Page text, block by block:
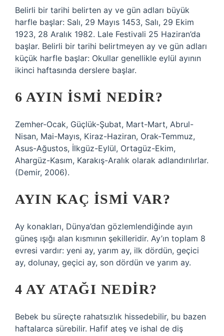
Belirli bir tarihi belirten ay ve gün adları büyük
harfle başlar: Salı, 29 Mayıs 1453, Salı, 29 Ekim
1923, 28 Aralık 1982. Lale Festivali 25 Haziran’da
başlar. Belirli bir tarihi belirtmeyen ay ve gün adları
küçük harfle başlar: Okullar genellikle eylül ayının
ikinci haftasında derslere başlar.
6 AYIN İSMI NEDIR?
Zemher-Ocak, Güçlük-Şubat, Mart-Mart, Abrul-
Nisan, Mai-Mayıs, Kiraz-Haziran, Orak-Temmuz,
Asus-Ağustos, İlkgüz-Eylül, Ortagüz-Ekim,
Ahargüz-Kasım, Karakış-Aralık olarak adlandırılırlar.
(Demir, 2006).
AYIN KAÇ ISMI VAR?
Ay konakları, Dünya’dan gözlemlendiğinde ayın
güneş ışığı alan kısmının şekilleridir. Ay’ın toplam 8
evresi vardır: yeni ay, yarım ay, ilk dördün, geçici
ay, dolunay, geçici ay, son dördün ve yarım ay.
4 AY ATAĞI NEDIR?
Bebek bu süreçte rahatsızlık hissedebilir, bu bazen
haftalarca sürebilir. Hafif ateş ve ishal de diş